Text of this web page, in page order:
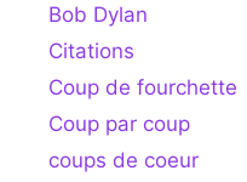
Bob Dylan
Citations
Coup de fourchette
Coup par coup
coups de coeur